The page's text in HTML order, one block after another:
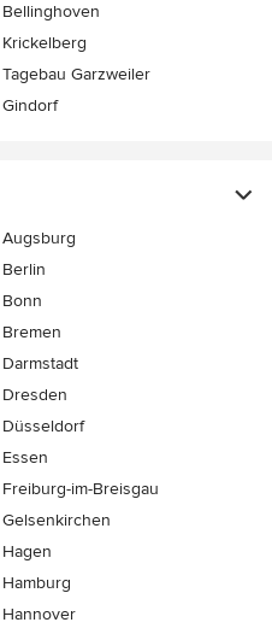
Bellinghoven
Krickelberg
Tagebau Garzweiler
Gindorf
Augsburg
Berlin
Bonn
Bremen
Darmstadt
Dresden
Düsseldorf
Essen
Freiburg-im-Breisgau
Gelsenkirchen
Hagen
Hamburg
Hannover